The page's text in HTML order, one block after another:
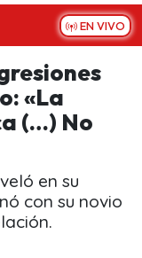
EN VIVO
«La
(…) No
en su
con su novio